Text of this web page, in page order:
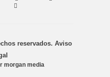
reservados. Aviso
morgan media